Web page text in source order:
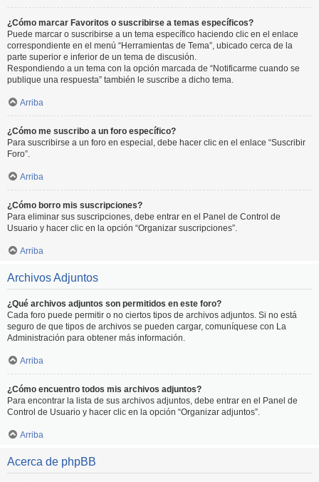
¿Cómo marcar Favoritos o suscribirse a temas específicos?
Puede marcar o suscribirse a un tema específico haciendo clic en el enlace
correspondiente en el menú “Herramientas de Tema”, ubicado cerca de la
parte superior e inferior de un tema de discusión.
Respondiendo a un tema con la opción marcada de “Notificarme cuando se
publique una respuesta” también le suscribe a dicho tema.
Arriba
¿Cómo me suscribo a un foro específico?
Para suscribirse a un foro en especial, debe hacer clic en el enlace “Suscribir
Foro”.
Arriba
¿Cómo borro mis suscripciones?
Para eliminar sus suscripciones, debe entrar en el Panel de Control de
Usuario y hacer clic en la opción “Organizar suscripciones”.
Arriba
Archivos Adjuntos
¿Qué archivos adjuntos son permitidos en este foro?
Cada foro puede permitir o no ciertos tipos de archivos adjuntos. Si no está
seguro de que tipos de archivos se pueden cargar, comuníquese con La
Administración para obtener más información.
Arriba
¿Cómo encuentro todos mis archivos adjuntos?
Para encontrar la lista de sus archivos adjuntos, debe entrar en el Panel de
Control de Usuario y hacer clic en la opción “Organizar adjuntos”.
Arriba
Acerca de phpBB